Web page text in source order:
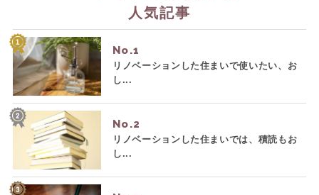
人気記事
No.
リノベーションした住まいで使いたい、お
し...
No.
リノベーションした住まいでは、積読もお
し...